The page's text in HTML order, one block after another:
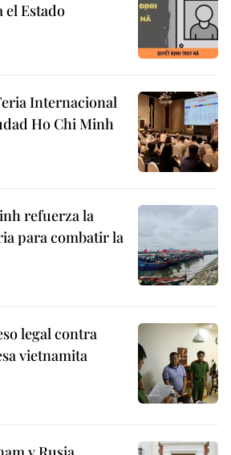
el Estado
Internacional
Ho Chi Minh
refuerza la
para combatir la
legal contra
vietnamita